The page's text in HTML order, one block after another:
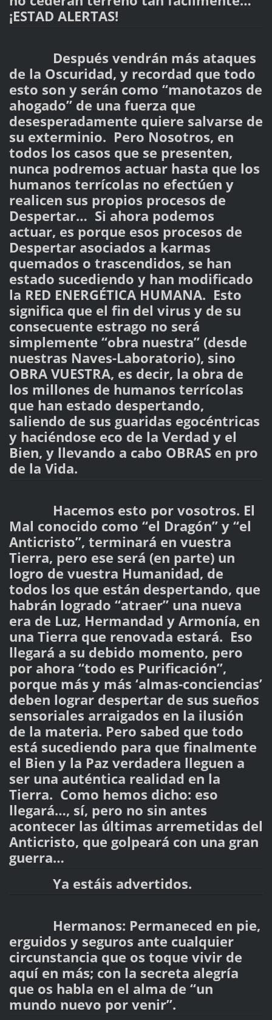
¡ESTAD ALERTAS!
Después vendrán más ataques
de la Oscuridad, y recordad que todo
esto son y serán como “manotazos de
ahogado” de una fuerza que
desesperadamente quiere salvarse de
su exterminio. Pero Nosotros, en
todos los casos que se presenten,
nunca podremos actuar hasta que los
humanos terrícolas no efectúen y
realicen sus propios procesos de
Despertar… Si ahora podemos
actuar, es porque esos procesos de
Despertar asociados a karmas
quemados o trascendidos, se han
estado sucediendo y han modificado
la RED ENERGÉTICA HUMANA. Esto
significa que el fin del virus y de su
consecuente estrago no será
simplemente “obra nuestra” (desde
nuestras Naves-Laboratorio), sino
OBRA VUESTRA, es decir, la obra de
los millones de humanos terrícolas
que han estado despertando,
saliendo de sus guaridas egocéntricas
y haciéndose eco de la Verdad y el
Bien, y llevando a cabo OBRAS en pro
de la Vida.
Hacemos esto por vosotros. El
Mal conocido como “el Dragón” y “el
Anticristo”, terminará en vuestra
Tierra, pero ese será (en parte) un
logro de vuestra Humanidad, de
todos los que están despertando, que
habrán logrado “atraer” una nueva
era de Luz, Hermandad y Armonía, en
una Tierra que renovada estará. Eso
llegará a su debido momento, pero
por ahora “todo es Purificación”,
porque más y más ‘almas-conciencias’
deben lograr despertar de sus sueños
sensoriales arraigados en la ilusión
de la materia. Pero sabed que todo
está sucediendo para que finalmente
el Bien y la Paz verdadera lleguen a
ser una auténtica realidad en la
Tierra. Como hemos dicho: eso
llegará…, sí, pero no sin antes
acontecer las últimas arremetidas del
Anticristo, que golpeará con una gran
guerra…
Ya estáis advertidos.
Hermanos: Permaneced en pie,
erguidos y seguros ante cualquier
circunstancia que os toque vivir de
aquí en más; con la secreta alegría
que os habla en el alma de “un
mundo nuevo por venir”.